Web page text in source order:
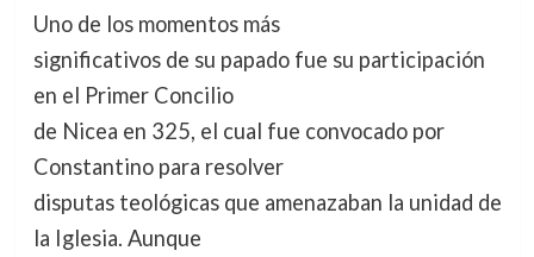
Uno de los momentos más
significativos de su papado fue su participación
en el Primer Concilio
de Nicea en 325, el cual fue convocado por
Constantino para resolver
disputas teológicas que amenazaban la unidad de
la Iglesia. Aunque